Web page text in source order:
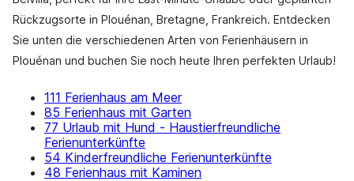
Rückzugsorte in Plouénan, Bretagne, Frankreich. Entdecken
Sie unten die verschiedenen Arten von Ferienhäusern in
Plouénan und buchen Sie noch heute Ihren perfekten Urlaub!
111 Ferienhaus am Meer
85 Ferienhaus mit Garten
77 Urlaub mit Hund - Haustierfreundliche
Ferienunterkünfte
54 Kinderfreundliche Ferienunterkünfte
48 Ferienhaus mit Kaminen